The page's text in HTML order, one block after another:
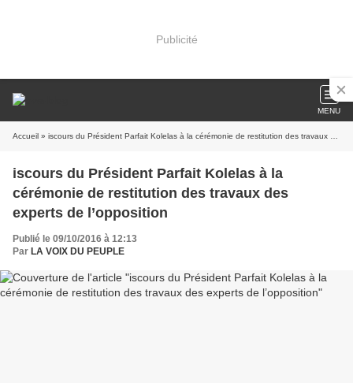
Publicité
MENU
Accueil » iscours du Président Parfait Kolelas à la cérémonie de restitution des travaux des experts de l’opposition
iscours du Président Parfait Kolelas à la
cérémonie de restitution des travaux des
experts de l’opposition
Publié le 09/10/2016 à 12:13
Par LA VOIX DU PEUPLE